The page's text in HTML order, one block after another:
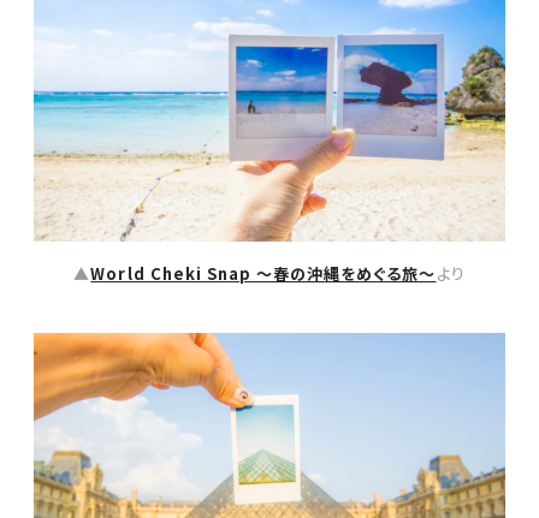
▲World Cheki Snap 〜春の沖縄をめぐる旅〜より